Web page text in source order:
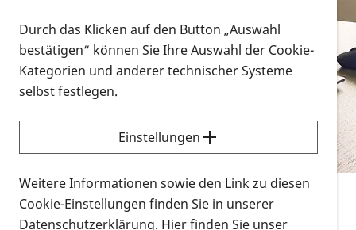
Vorlesen
Alle Infomaterialien in verschiedenen
Formaten an einem Ort
Sie möchten wissen, wie Sie nach Infonmaterial
suchen und dieses bestellen bzw. herunterladen
können? Schauen Sie sich dieErklärvideos zum
Thema Infomaterial auf der PRO RETINA-Website
für blinde und sehbehinderte Menschen an.
Durch das Klicken auf den Button „Auswahl
bestätigen“ können Sie Ihre Auswahl der Cookie-
Kategorien und anderer technischer Systeme
selbst festlegen.
Einstellungen
Weitere Informationen sowie den Link zu diesen
Cookie-Einstellungen finden Sie in unserer
Datenschutzerklärung. Hier finden Sie unser